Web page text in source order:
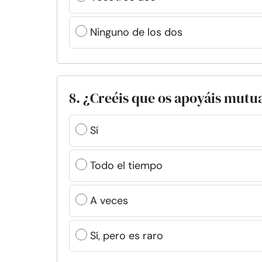
Ninguno de los dos
8. ¿Creéis que os apoyáis
Sí
Todo el tiempo
A veces
Sí, pero es raro